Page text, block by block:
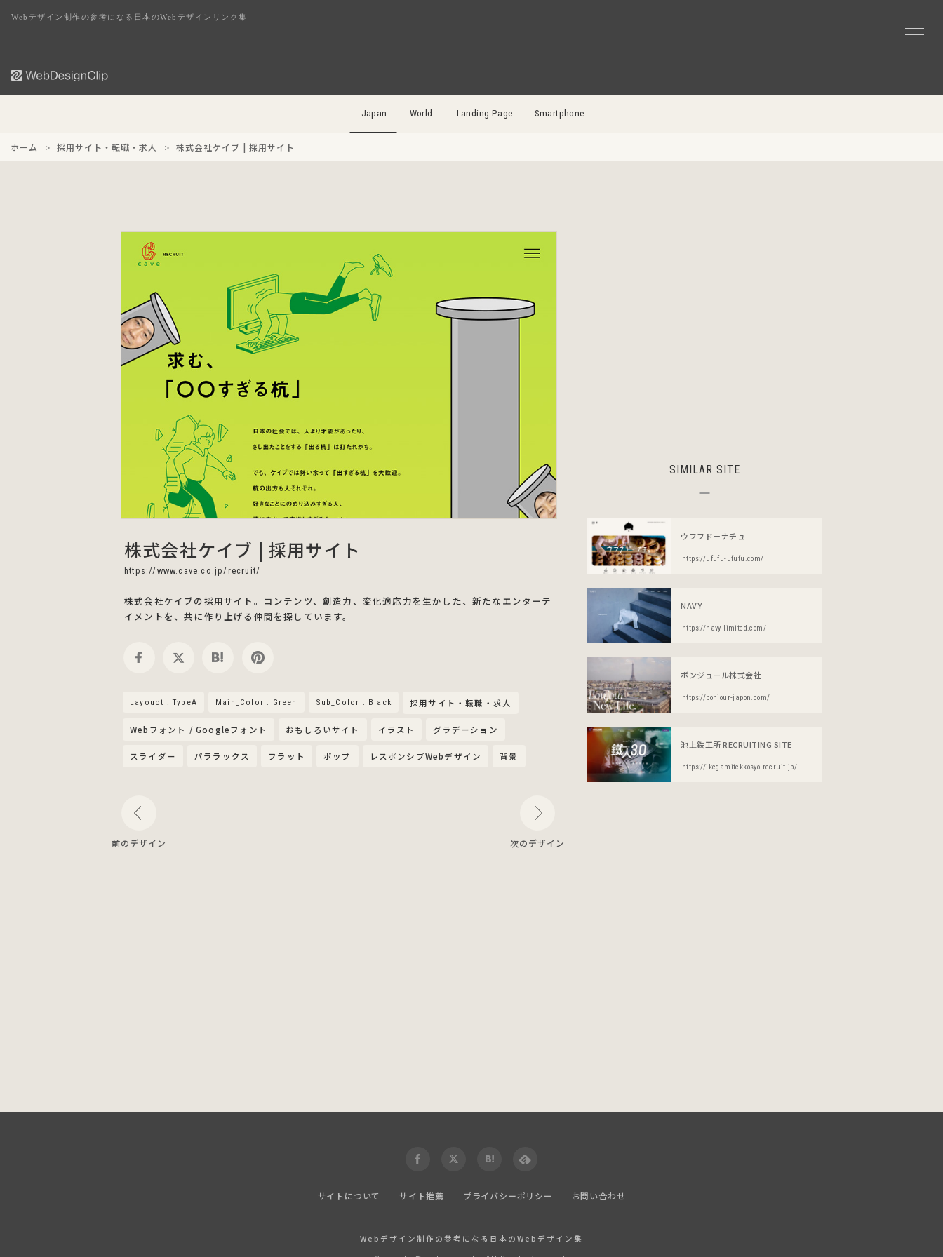
Webデザイン制作の参考になる日本のWebデザインリンク集
Japan World Landing Page Smartphone
ホーム 採用サイト・転職・求人 株式会社ケイブ | 採用サイト
株式会社ケイブ | 採用サイト
https://www.cave.co.jp/recruit/
株式会社ケイブの採用サイト。コンテンツ、創造力、変化適応力を生かした、新たなエンターテ
イメントを、共に作り上げる仲間を探しています。
Layouot : TypeA Main_Color : Green Sub_Color : Black 採用サイト・転職・求人
Webフォント / Googleフォント おもしろいサイト イラスト グラデーション
スライダー パララックス フラット ポップ レスポンシブWebデザイン 背景
SIMILAR SITE
ウフフドーナチュ
https://ufufu-ufufu.com/
NAVY
https://navy-limited.com/
ボンジュール株式会社
https://bonjour-japon.com/
池上鉄工所 RECRUITING SITE
https://ikegamitekkosyo-recruit.jp/
サイトについて サイト推薦 プライバシーポリシー お問い合わせ
Webデザイン制作の参考になる日本のWebデザイン集